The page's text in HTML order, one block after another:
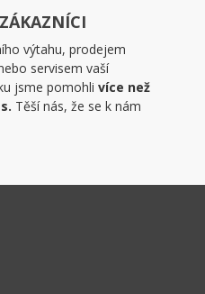
výtahu, prodejem
servisem vaší
jsme pomohli více než
Těší nás, že se k nám